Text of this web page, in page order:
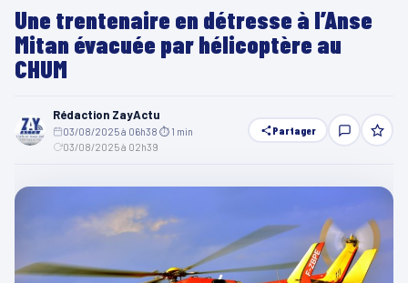
Une trentenaire en détresse à l’Anse
Mitan évacuée par hélicoptère au
CHUM
Rédaction ZayActu
03/08/2025 à 06h38 ⏱ 1 min
03/08/2025 à 02h39
Partager